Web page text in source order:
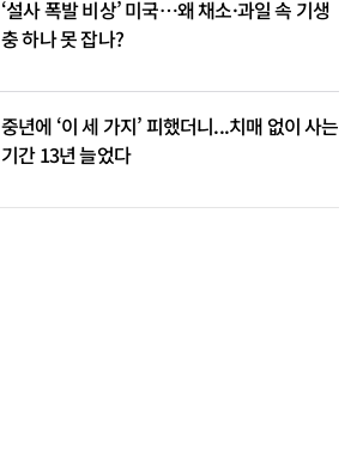
‘설사 폭발 비상’ 미국…왜 채소·과일 속 기생
충 하나 못 잡나?
중년에 ‘이 세 가지’ 피했더니...치매 없이 사는
기간 13년 늘었다